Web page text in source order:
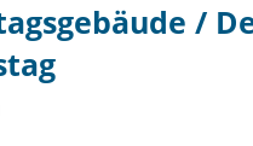
/